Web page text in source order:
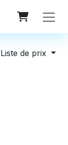
Liste de prix